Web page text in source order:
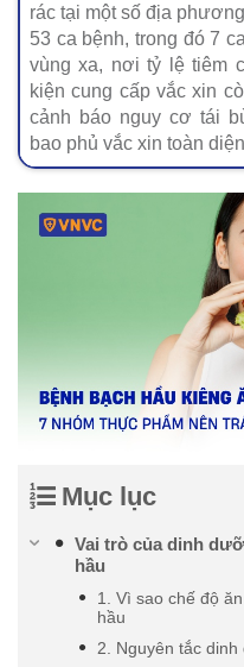
rác tại một số địa
53 ca bệnh, trong đó 7
vùng xa, nơi tỷ lệ tiêm
kiện cung cấp vắc xin
cảnh báo nguy cơ tái
bao phủ vắc xin toàn
Mục lục
Vai trò của dinh
hầu
1. Vì sao chế độ
hầu
2. Nguyên tắc